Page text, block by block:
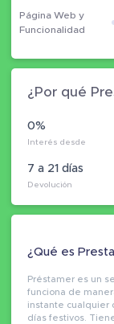
Página Web y
Funcionalidad
¿Por qué
0%
Interés desde
7 a 21 días
Devolución
¿Qué es
Préstamer es un
funciona de
instante cualquier
días festivos.